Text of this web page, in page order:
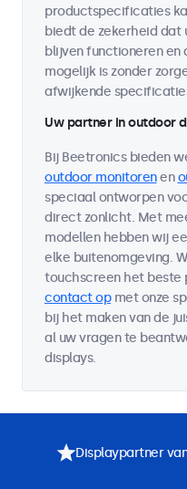
productspecificaties
biedt de zekerheid dat
blijven functioneren
mogelijk is zonder
afwijkende
Uw partner in outdoor
Bij Beetronics bieden
outdoor monitorenen
speciaal ontworpen
direct zonlicht. Met
modellen hebben wij
elke buitenomgeving.
touchscreen het beste
contact opmet onze
bij het maken van de
al uw vragen te
displays.
Displaypartner